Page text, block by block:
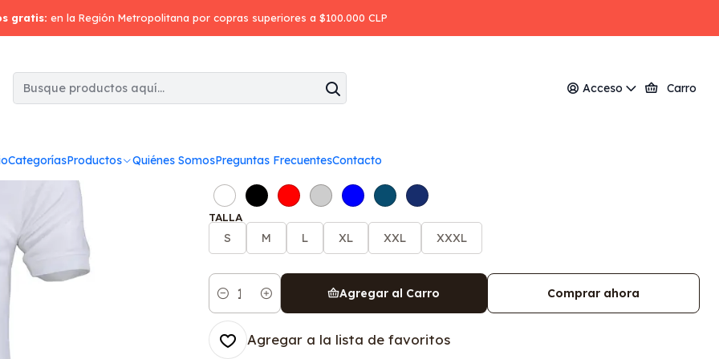
Acceso Carro
CategoríasProductos Quiénes SomosPreguntas FrecuentesContacto
gratis: en la Región Metropolitana por copras superiores a $100.000 CLP
Poleras Polera cuello camisero dryfresh manga corta hombre
|
Polera cuello camisero dryfresh manga
corta hombre
TALLA
S M L XL XXL XXXL
Cantidad
Agregar al Carro Comprar ahora
Agregar a la lista de favoritos